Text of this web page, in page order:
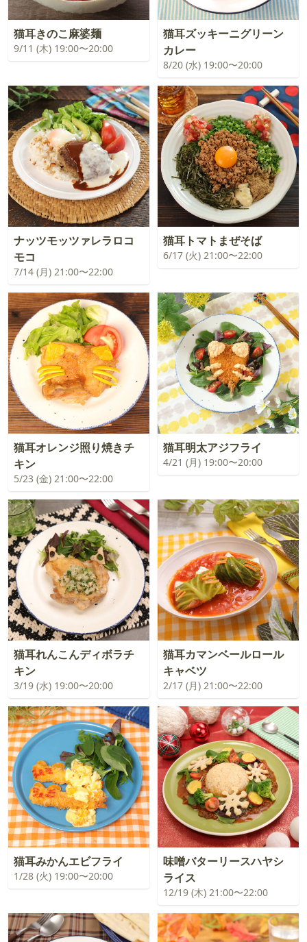
猫耳きのこ麻婆麺
9/11 (木) 19:00〜20:00
猫耳ズッキーニグリーン
カレー
8/20 (水) 19:00〜20:00
ナッツモッツァレラロコ
モコ
7/14 (月) 21:00〜22:00
猫耳トマトまぜそば
6/17 (火) 21:00〜22:00
猫耳オレンジ照り焼きチ
キン
5/23 (金) 21:00〜22:00
猫耳明太アジフライ
4/21 (月) 19:00〜20:00
猫耳れんこんディボラチ
キン
3/19 (水) 19:00〜20:00
猫耳カマンベールロール
キャベツ
2/17 (月) 21:00〜22:00
猫耳みかんエビフライ
1/28 (火) 19:00〜20:00
味噌バターリースハヤシ
ライス
12/19 (木) 21:00〜22:00